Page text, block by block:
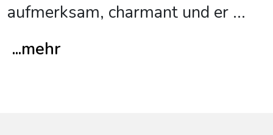
aufmerksam, charmant und er ...
...mehr